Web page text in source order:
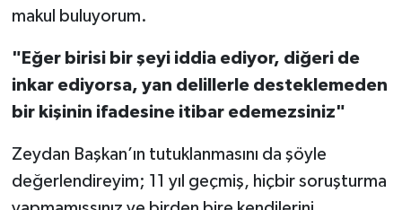
makul buluyorum.
"Eğer birisi bir şeyi iddia ediyor, diğeri de
inkar ediyorsa, yan delillerle desteklemeden
bir kişinin ifadesine itibar edemezsiniz"
Zeydan Başkan’ın tutuklanmasını da şöyle
değerlendireyim; 11 yıl geçmiş, hiçbir soruşturma